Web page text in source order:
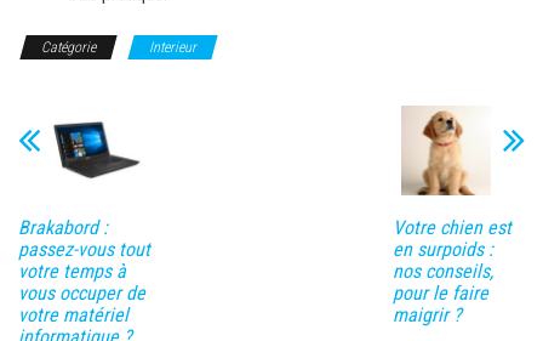
Catégorie Interieur
Brakabord :
passez-vous tout
votre temps à
vous occuper de
votre matériel
Votre chien est
en surpoids :
nos conseils,
pour le faire
maigrir ?